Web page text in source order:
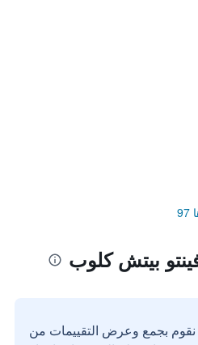
بيتش كلوب
نقوم بجمع وعرض التقييمات من